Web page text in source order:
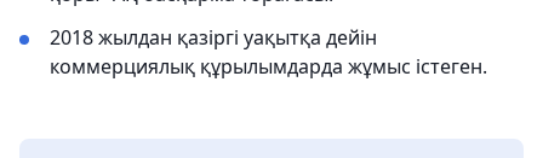
2018 жылдан қазіргі уақытқа дейін
коммерциялық құрылымдарда жұмыс істеген.